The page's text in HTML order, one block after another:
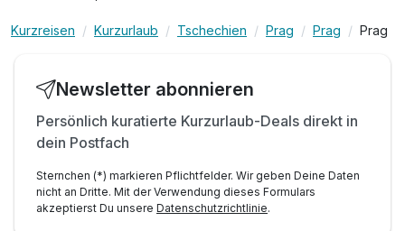
inkl. WLAN Nutzung im Hotel
*nach Verfügbarkeit möglich
Kurzreisen Kurzurlaub Tschechien Prag Prag Prag
Newsletter abonnieren
Persönlich kuratierte Kurzurlaub-Deals direkt in
dein Postfach
Sternchen (*) markieren Pflichtfelder. Wir geben Deine Daten
nicht an Dritte. Mit der Verwendung dieses Formulars
akzeptierst Du unsere Datenschutzrichtlinie.